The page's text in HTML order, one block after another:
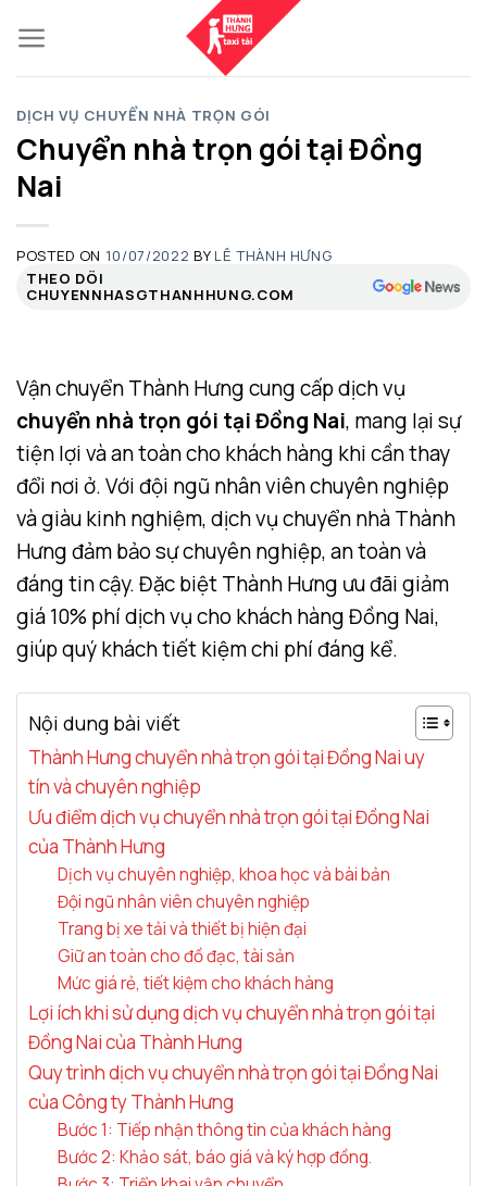
to
content
DỊCH VỤ CHUYỂN NHÀ TRỌN GÓI
Chuyển nhà trọn gói tại Đồng
Nai
POSTED ON 10/07/2022 BY LÊ THÀNH HƯNG
THEO DÕI
CHUYENNHASGTHANHHUNG.COM
Vận chuyển Thành Hưng cung cấp dịch vụ
chuyển nhà trọn gói tại Đồng Nai, mang lại sự
tiện lợi và an toàn cho khách hàng khi cần thay
đổi nơi ở. Với đội ngũ nhân viên chuyên nghiệp
và giàu kinh nghiệm, dịch vụ chuyển nhà Thành
Hưng đảm bảo sự chuyên nghiệp, an toàn và
đáng tin cậy. Đặc biệt Thành Hưng ưu đãi giảm
giá 10% phí dịch vụ cho khách hàng Đồng Nai,
giúp quý khách tiết kiệm chi phí đáng kể.
Nội dung bài viết
Thành Hưng chuyển nhà trọn gói tại Đồng Nai uy
tín và chuyên nghiệp
Ưu điểm dịch vụ chuyển nhà trọn gói tại Đồng Nai
của Thành Hưng
Dịch vụ chuyên nghiệp, khoa học và bài bản
Đội ngũ nhân viên chuyên nghiệp
Trang bị xe tải và thiết bị hiện đại
Giữ an toàn cho đồ đạc, tài sản
Mức giá rẻ, tiết kiệm cho khách hàng
Lợi ích khi sử dụng dịch vụ chuyển nhà trọn gói tại
Đồng Nai của Thành Hưng
Quy trình dịch vụ chuyển nhà trọn gói tại Đồng Nai
của Công ty Thành Hưng
Bước 1: Tiếp nhận thông tin của khách hàng
Bước 2: Khảo sát, báo giá và ký hợp đồng.